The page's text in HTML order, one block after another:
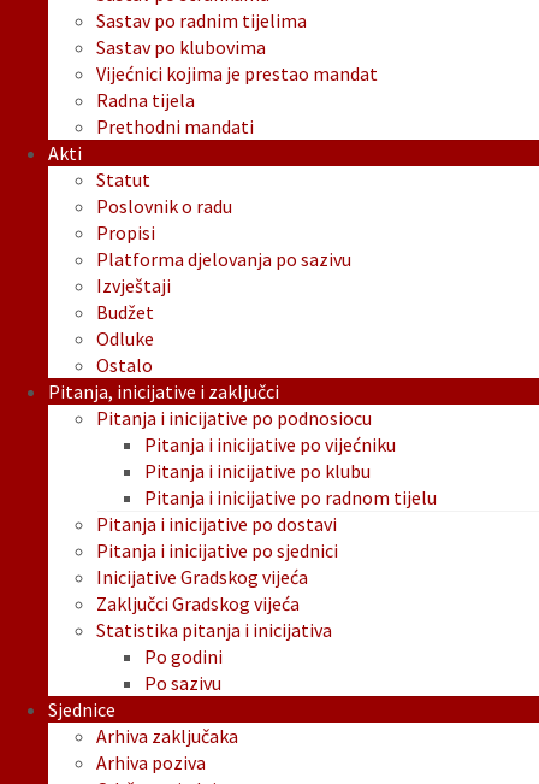
Sastav po radnim tijelima
Sastav po klubovima
Vijećnici kojima je prestao mandat
Radna tijela
Prethodni mandati
Akti
Statut
Poslovnik o radu
Propisi
Platforma djelovanja po sazivu
Izvještaji
Budžet
Odluke
Ostalo
Pitanja, inicijative i zaključci
Pitanja i inicijative po podnosiocu
Pitanja i inicijative po vijećniku
Pitanja i inicijative po klubu
Pitanja i inicijative po radnom tijelu
Pitanja i inicijative po dostavi
Pitanja i inicijative po sjednici
Inicijative Gradskog vijeća
Zaključci Gradskog vijeća
Statistika pitanja i inicijativa
Po godini
Po sazivu
Sjednice
Arhiva zaključaka
Arhiva poziva